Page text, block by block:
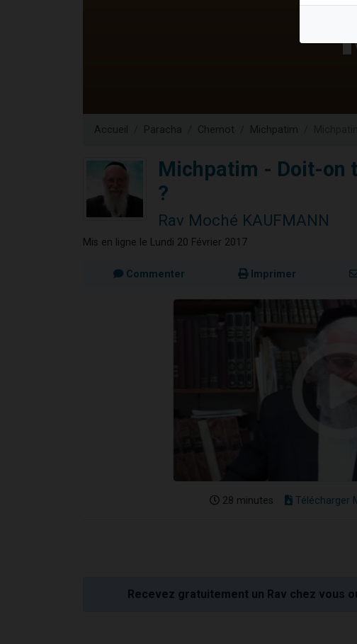
Il reste 49 places
Accueil Paracha Chemot Michpatim
Michpatim - Doit-on
?
Rav Moché KAUFMANN
Mis en ligne le Lundi 20 Février 2017
Commenter Imprimer
28 minutes Télécharger
Recevez gratuitement un Rav chez vous